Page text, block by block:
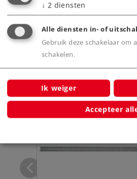
Productinfo
Bijbehorende
↓ 2 diensten
Alle diensten in- of
Gebruik deze schakelaar om
schakelen.
Ik weiger
Accepteer